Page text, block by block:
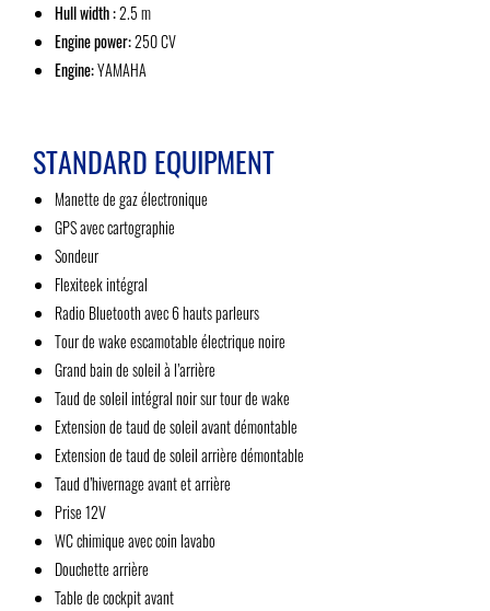
Hull width :2.5 m
Engine power:250 CV
Engine:YAMAHA
STANDARD EQUIPMENT
Manette de gaz électronique
GPS avec cartographie
Sondeur
Flexiteek intégral
Radio Bluetooth avec 6 hauts parleurs
Tour de wake escamotable électrique noire
Grand bain de soleil à l’arrière
Taud de soleil intégral noir sur tour de wake
Extension de taud de soleil avant démontable
Extension de taud de soleil arrière démontable
Taud d’hivernage avant et arrière
Prise 12V
WC chimique avec coin lavabo
Douchette arrière
Table de cockpit avant